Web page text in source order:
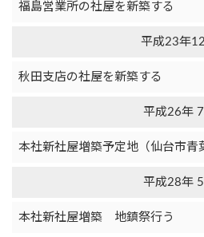
福島営業所の社屋を新築する
平成23年
秋田支店の社屋を新築する
平成26年 7
本社新社屋増築予定地（仙台市青
平成28年 5
本社新社屋増築 地鎮祭行う